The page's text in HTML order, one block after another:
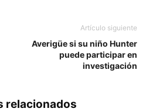
Artículo siguiente
Averigüe si su niño Hunter
puede participar en
investigación
relacionados